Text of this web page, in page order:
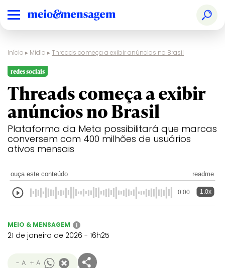
Início ▸ Mídia ▸ Threads começa a exibir anúncios no Brasil
redes sociais
Threads começa a exibir
anúncios no Brasil
Plataforma da Meta possibilitará que marcas
conversem com 400 milhões de usuários
ativos mensais
ouça este conteúdo readme
0:00 1.0x
MEIO & MENSAGEM i
21 de janeiro de 2026 - 16h25
- A + A